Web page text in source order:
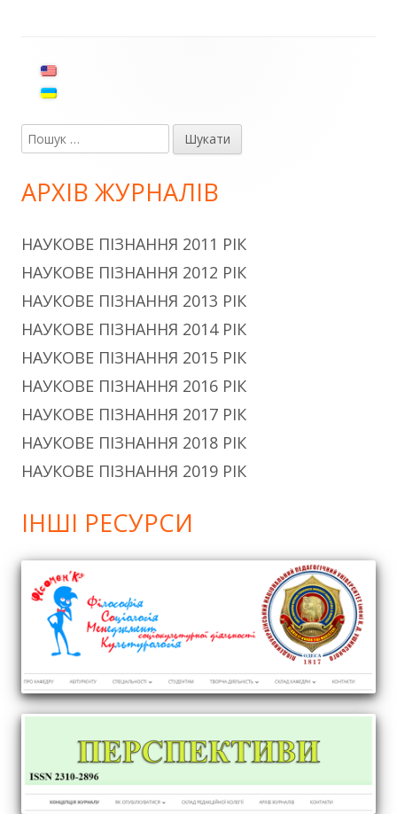
Головний
Пошук:
АРХІВ ЖУРНАЛІВ
НАУКОВЕ ПІЗНАННЯ 2011 РІК
НАУКОВЕ ПІЗНАННЯ 2012 РІК
НАУКОВЕ ПІЗНАННЯ 2013 РІК
НАУКОВЕ ПІЗНАННЯ 2014 РІК
НАУКОВЕ ПІЗНАННЯ 2015 РІК
НАУКОВЕ ПІЗНАННЯ 2016 РІК
НАУКОВЕ ПІЗНАННЯ 2017 РІК
НАУКОВЕ ПІЗНАННЯ 2018 РІК
НАУКОВЕ ПІЗНАННЯ 2019 РІК
ІНШІ РЕСУРСИ